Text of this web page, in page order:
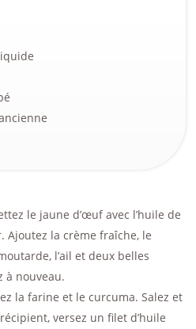
le jaune d’œuf avec l’huile de
Ajoutez la crème fraîche, le
l’ail et deux belles
à nouveau.
la farine et le curcuma. Salez et
versez un filet d’huile